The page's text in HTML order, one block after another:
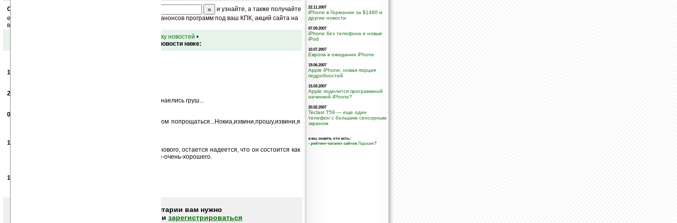
Скоро
и узнайте, а также получайте
ежедневный или еженедельный дайджест новостей, анонсов программ под ваш КПК, акций сайта на
ваш почтовый ящик.
вернуться к списку новостей •
Обсуждение этой новости ниже:
18.09.2006
20.09.2006
чето долго яблочники с нами дражнятся... мы уже и наелись груш...
02.11.2006
рот наоборот!от такой красоты можно и с рассудком попрощаться...Нокиа,извини,прошу,извини,я
19.03.2007
Не знаю, плеер есть плеер. Они не внесли ничего нового, остается надеется, что он состоится как
телефон, а не будет помесью всего-по-немножку-не-очень-хорошего.
11.04.2007
Чтобы писать комментарии вам нужно
или зарегистрироваться
22.11.2007
iPhone в Германии за $1480 и
другие новости
07.09.2007
iPhone без телефона и новые
iPod
10.07.2007
Европа в ожидании iPhone
19.06.2007
Apple iPhone, новая порция
подробностей
15.03.2007
Apple поделится программной
начинкой iPhone?
20.02.2007
Teclast T59 — еще один
телефон с большим сенсорным
экраном
а вы знаете, что есть:
- рейтинг-каталог сайтов Ладошек?